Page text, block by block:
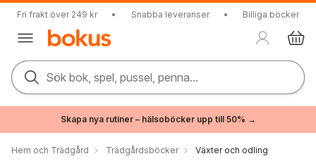
Fri frakt över 249 kr • Snabba leveranser • Billiga böcker
Sök bok, spel, pussel, penna...
Skapa nya rutiner – hälsoböcker upp till 50% →
Hem och Trädgård Trädgårdsböcker Växter och odling